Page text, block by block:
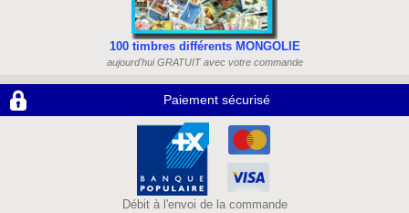
100 timbres différents MONGOLIE
aujourd'hui GRATUIT avec votre commande
Paiement sécurisé
Débit à l'envoi de la commande